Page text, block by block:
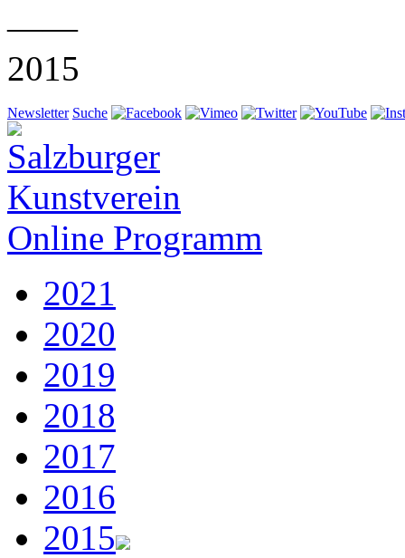
——
2015
Newsletter Suche
Online Programm
2021
2020
2019
2018
2017
2016
2015